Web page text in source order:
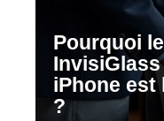
Pourquoi
iPhone est
?